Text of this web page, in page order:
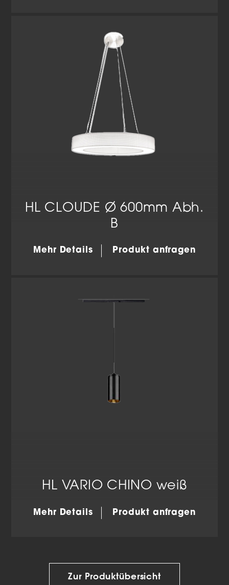
HL CLOUDE Ø 600mm Abh.
B
Mehr Details Produkt anfragen
HL VARIO CHINO weiß
Mehr Details Produkt anfragen
Zur Produktübersicht